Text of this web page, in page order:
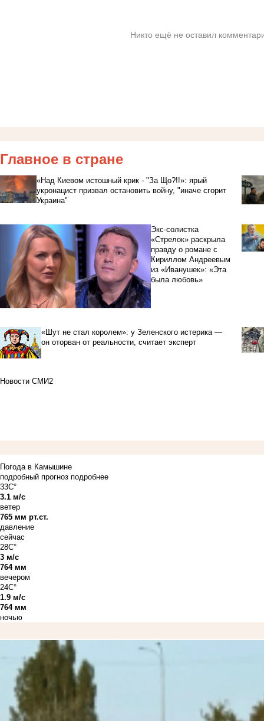
Никто ещё не оставил
Главное в стране
«Над Киевом истошный крик - "За Що?!!»: ярый
укронацист призвал остановить войну, "иначе сгорит
Украина"
Экс-солистка
«Стрелок» раскрыла
правду о романе с
Кириллом Андреевым
из «Иванушек»: «Эта
была любовь»
«Шут не стал королем»: у Зеленского истерика —
он оторван от реальности, считает эксперт
Новости СМИ2
Погода в Камышине
подробный прогноз подробнее
33C°
3.1 м/с
ветер
765 мм рт.ст.
давление
сейчас
28C°
3 м/с
764 мм
вечером
24C°
1.9 м/с
764 мм
ночью